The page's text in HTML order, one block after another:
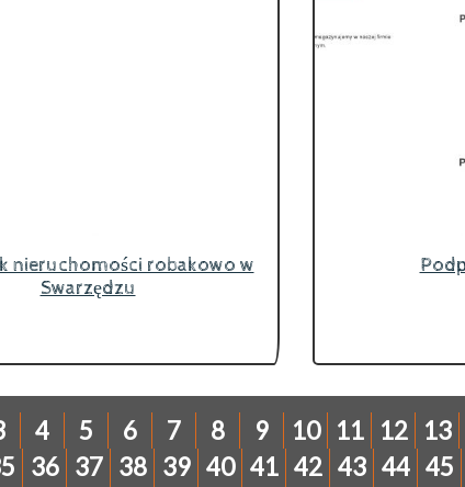
nieruchomości robakowo w
Swarzędzu
4 5 6 7 8 9 10 11 12 13
36 37 38 39 40 41 42 43 44 45